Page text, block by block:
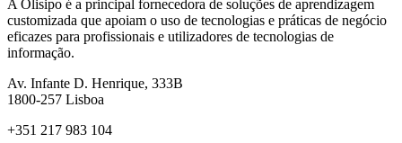
A Olisipo é a principal fornecedora de soluções de aprendizagem
customizada que apoiam o uso de tecnologias e práticas de negócio
eficazes para profissionais e utilizadores de tecnologias de
informação.
Av. Infante D. Henrique, 333B
1800-257 Lisboa
+351 217 983 104